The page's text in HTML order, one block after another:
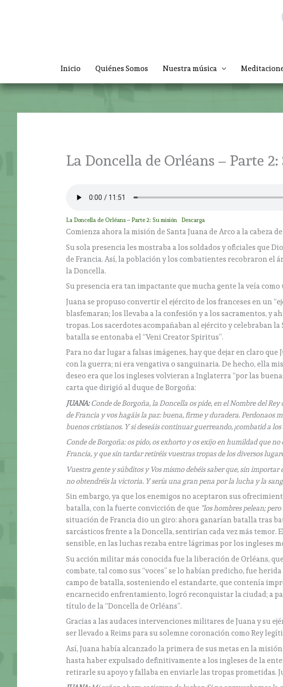
Inicio Quiénes Somos Nuestra música
La Doncella de Orléans – Parte
La Doncella de Orléans – Parte 2: Su misión Descarga
Comienza ahora la misión de Santa Juana de Arco a la cabeza
Su sola presencia les mostraba a los soldados y oficiales que
de Francia. Así, la población y los combatientes recobraron el
la Doncella.
Su presencia era tan impactante que mucha gente la veía como
Juana se propuso convertir el ejército de los franceses en un
blasfemaran; los llevaba a la confesión y a los sacramentos, y
tropas. Los sacerdotes acompañaban al ejército y celebraban
batalla se entonaba el “Veni Creator Spiritus”.
Para no dar lugar a falsas imágenes, hay que dejar en claro
con la guerra; ni era vengativa o sanguinaria. De hecho, ella
deseo era que los ingleses volvieran a Inglaterra “por las
carta que dirigió al duque de Borgoña:
JUANA:Conde de Borgoña, la Doncella os pide, en el Nombre del
de Francia y vos hagáis la paz: buena, firme y duradera. Perdonaos
buenos cristianos. Y si deseáis continuar guerreando, ¡combatid a los
Conde de Borgoña: os pido, os exhorto y os exijo en humildad que
Francia, y que sin tardar retiréis vuestras tropas de los diversos
Vuestra gente y súbditos y Vos mismo debéis saber que, sin
no obtendréis la victoria. Y sería una gran pena por la lucha y la
Sin embargo, ya que los enemigos no aceptaron sus
batalla, con la fuerte convicción de que “los hombres pelean;
situación de Francia dio un giro: ahora ganarían batalla tras
sarcásticos frente a la Doncella, sentirían cada vez más temor.
sensible, en las luchas rezaba entre lágrimas por los ingleses
Su acción militar más conocida fue la liberación de Orléans,
combate, tal como sus “voces” se lo habían predicho, fue
campo de batalla, sosteniendo el estandarte, que contenía
encarnecido enfrentamiento, logró reconquistar la ciudad; a
título de la “Doncella de Orléans”.
Gracias a las audaces intervenciones militares de Juana y su
ser llevado a Reims para su solemne coronación como Rey
Así, Juana había alcanzado la primera de sus metas en la
hasta haber expulsado definitivamente a los ingleses de la
retirarle su apoyo y fallaba en enviarle las tropas prometidas.